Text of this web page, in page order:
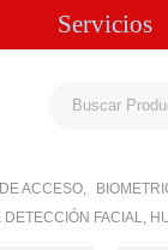
Servicios
ACCESO,
FACIAL,